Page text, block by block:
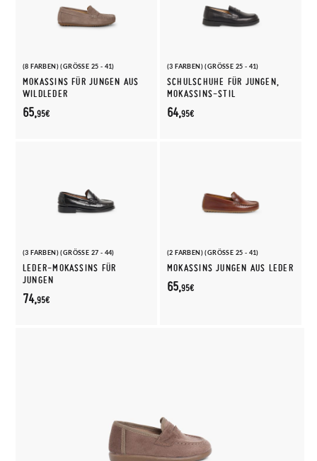
(8 FARBEN) (GRÖSSE 25 - 41)
MOKASSINS FÜR JUNGEN AUS
WILDLEDER
65,95€
(3 FARBEN) (GRÖSSE 25 - 41)
SCHULSCHUHE FÜR JUNGEN,
MOKASSINS-STIL
64,95€
(3 FARBEN) (GRÖSSE 27 - 44)
LEDER-MOKASSINS FÜR
JUNGEN
74,95€
(2 FARBEN) (GRÖSSE 25 - 41)
MOKASSINS JUNGEN AUS LEDER
65,95€